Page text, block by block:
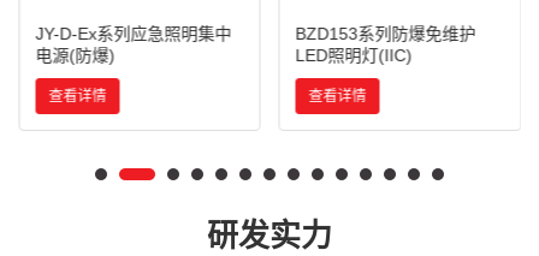
JY-D-Ex系列应急照明集中
电源(防爆)
查看详情
BZD153系列防爆免维护
LED照明灯(IIC)
查看详情
研发实力